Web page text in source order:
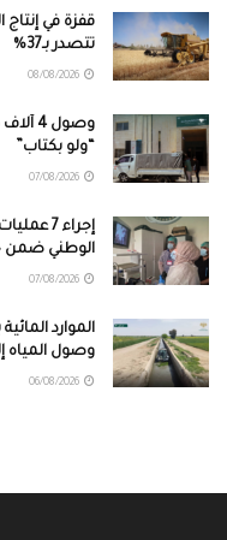
تتصدر بـ37%
وصول
“ولو بكتاب”
إجراء
الوطني ضمن
الموارد
وصول المياه